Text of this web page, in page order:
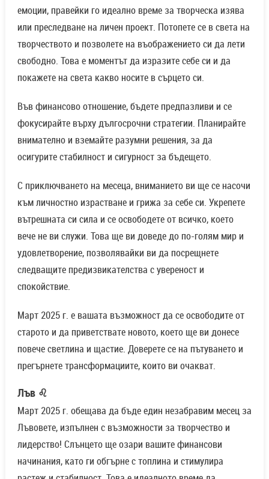
емоции, правейки го идеално време за творческа изява
или преследване на личен проект. Потопете се в света на
творчеството и позволете на въображението си да лети
свободно. Това е моментът да изразите себе си и да
покажете на света какво носите в сърцето си.
Във финансово отношение, бъдете предпазливи и се
фокусирайте върху дългосрочни стратегии. Планирайте
внимателно и вземайте разумни решения, за да
осигурите стабилност и сигурност за бъдещето.
С приключването на месеца, вниманието ви ще се насочи
към личностно израстване и грижа за себе си. Укрепете
вътрешната си сила и се освободете от всичко, което
вече не ви служи. Това ще ви доведе до по-голям мир и
удовлетворение, позволявайки ви да посрещнете
следващите предизвикателства с увереност и
спокойствие.
Март 2025 г. е вашата възможност да се освободите от
старото и да приветствате новото, което ще ви донесе
повече светлина и щастие. Доверете се на пътуването и
прегърнете трансформациите, които ви очакват.
Лъв ♌
Март 2025 г. обещава да бъде един незабравим месец за
Лъвовете, изпълнен с възможности за творчество и
лидерство! Слънцето ще озари вашите финансови
начинания, като ги обгърне с топлина и стимулира